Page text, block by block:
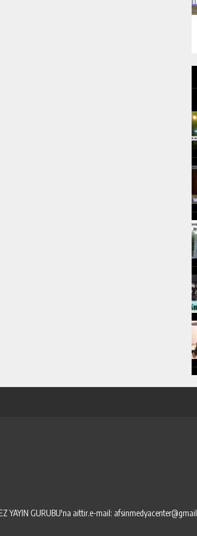
YAYIN GURUBU'na aittir.e-mail: